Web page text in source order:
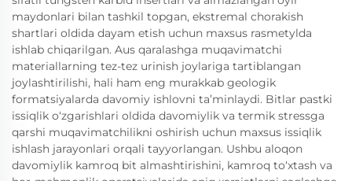
maydonlari bilan tashkil topgan, ekstremal chorakish
shartlari oldida dayam etish uchun maxsus rasmetylda
ishlab chiqarilgan. Aus qaralashga muqavimatchi
materiallarning tez-tez urinish joylariga tartiblangan
joylashtirilishi, hali ham eng murakkab geologik
formatsiyalarda davomiy ishlovni ta’minlaydi. Bitlar pastki
issiqlik o‘zgarishlari oldida davomiylik va termik stressga
qarshi muqavimatchilikni oshirish uchun maxsus issiqlik
ishlash jarayonlari orqali tayyorlangan. Ushbu aloqon
davomiylik kamroq bit almashtirishini, kamroq to‘xtash va